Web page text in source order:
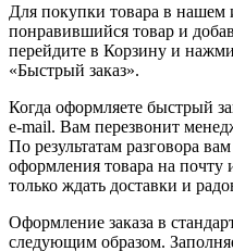
Для покупки товара в нашем
понравившийся товар и
перейдите в Корзину и
«Быстрый заказ».
Когда оформляете быстрый
e-mail. Вам перезвонит
По результатам разговора
оформления товара на почту
только ждать доставки и
Оформление заказа в
следующим образом.